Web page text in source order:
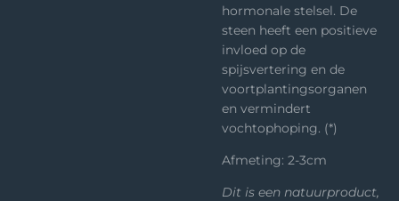
hormonale stelsel. De
steen heeft een positieve
invloed op de
spijsvertering en de
voortplantingsorganen
en vermindert
vochtophoping. (*)
Afmeting: 2-3cm
Dit is een natuurproduct,